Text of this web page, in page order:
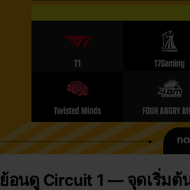
ย้อนดู Circuit 1 — จุดเริ่มต้